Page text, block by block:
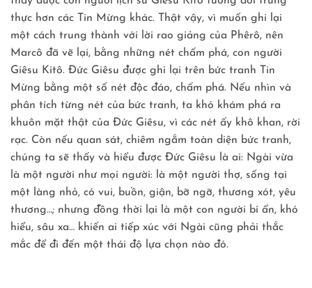
thực hơn các Tin Mừng khác. Thật vậy, vì muốn ghi lại
một cách trung thành với lời rao giảng của Phêrô, nên
Marcô đã vẽ lại, bằng những nét chấm phá, con người
Giêsu Kitô. Đức Giêsu được ghi lại trên bức tranh Tin
Mừng bằng một số nét độc đáo, chấm phá. Nếu nhìn và
phân tích từng nét của bức tranh, ta khó khám phá ra
khuôn mặt thật của Đức Giêsu, vì các nét ấy khô khan, rời
rạc. Còn nếu quan sát, chiêm ngắm toàn diện bức tranh,
chúng ta sẽ thấy và hiểu được Đức Giêsu là ai: Ngài vừa
là một người như mọi người: là một người thợ, sống tại
một làng nhỏ, có vui, buồn, giận, bỡ ngỡ, thương xót, yêu
thương…; nhưng đồng thời lại là một con người bí ẩn, khó
hiểu, sâu xa… khiến ai tiếp xúc với Ngài cũng phải thắc
mắc để đi đến một thái độ lựa chọn nào đó.